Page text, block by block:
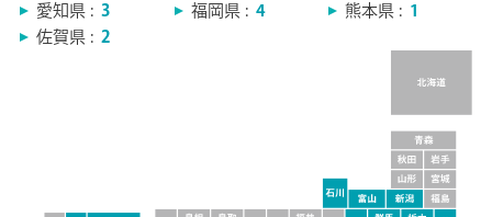
愛知県 : 3 福岡県 : 4 熊本県 : 1
佐賀県 : 2